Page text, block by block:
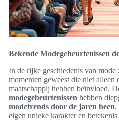
Bekende Modegebeurtenissen
In de rijke geschiedenis van
momenten geweest die niet alleen
maatschappij hebben beïnvloed.
modegebeurtenissen hebben
modetrends door de jaren heen,
eigen unieke karakter en betekenis